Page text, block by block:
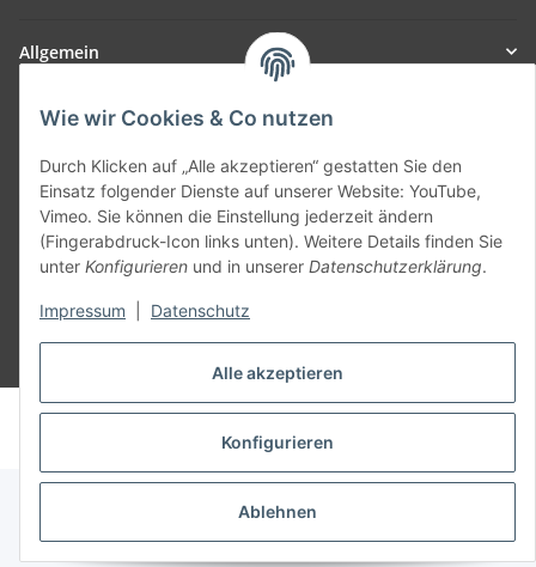
Alle akzeptieren
Konfigurieren
Ablehnen
Wie wir Cookies & Co nutzen
Durch Klicken auf „Alle akzeptieren“ gestatten Sie den
Einsatz folgender Dienste auf unserer Website: YouTube,
Vimeo. Sie können die Einstellung jederzeit ändern
(Fingerabdruck-Icon links unten). Weitere Details finden Sie
unter Konfigurieren und in unserer Datenschutzerklärung.
Impressum Datenschutz
Allgemein
Teil unseres Netzwerks:
Vertrag widerrufen
© voltmaster.de
Powered byJTL-Shop